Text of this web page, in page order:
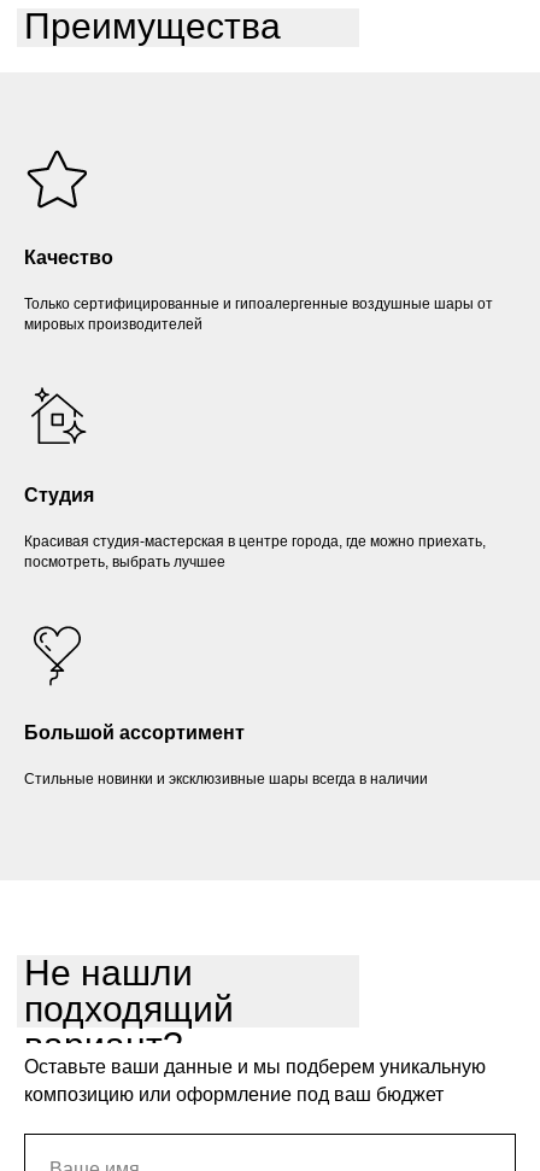
Преимущества
Качество
Только сертифицированные и гипоалергенные воздушные шары от
мировых производителей
Студия
Красивая студия-мастерская в центре города, где можно приехать,
посмотреть, выбрать лучшее
Большой ассортимент
Стильные новинки и эксклюзивные шары всегда в наличии
Не нашли
подходящий
вариант?
Оставьте ваши данные и мы подберем уникальную
композицию или оформление под ваш бюджет